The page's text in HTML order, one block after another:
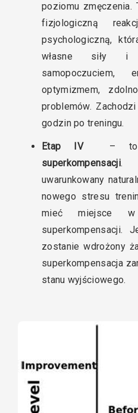
poziomu zmęczenia.
fizjologiczną
psychologiczną,
własne siły i
samopoczuciem,
optymizmem,
problemów.
godzin po treningu.
Etap IV –
superkompensacji.
uwarunkowany
nowego stresu
mieć miejsce w
superkompensacji.
zostanie wdrożony
superkompensacja
stanu wyjściowego.